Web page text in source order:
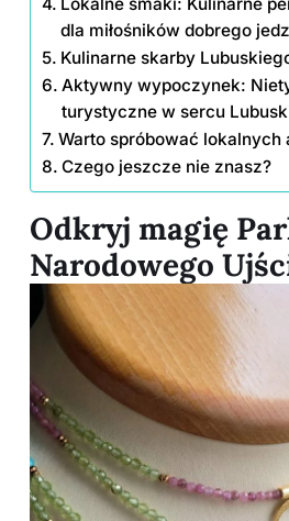
Lokalne smaki: Kulinarne
dla miłośników dobrego
Kulinarne skarby
Aktywny wypoczynek:
turystyczne w sercu
Warto spróbować lokalnych
Czego jeszcze nie znasz?
Odkryj magię
Narodowego